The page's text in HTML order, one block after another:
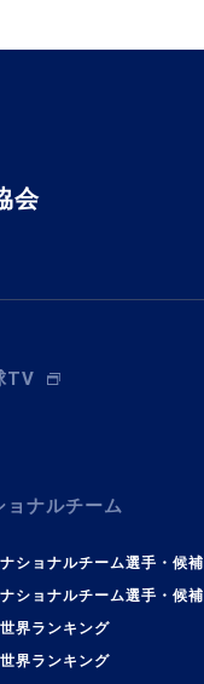
会
TV
ョナルチーム
ショナルチーム選手・候補
ショナルチーム選手・候補
界ランキング
界ランキング